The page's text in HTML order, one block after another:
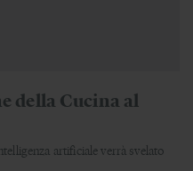
della Cucina al
artificiale verrà svelato